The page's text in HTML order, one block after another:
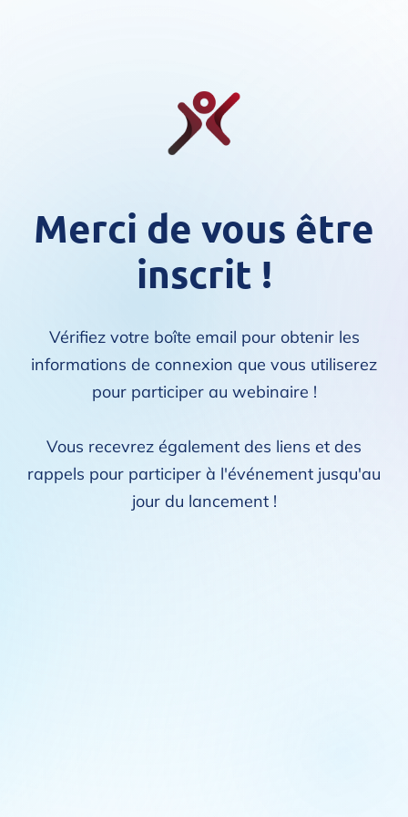
Merci de vous être
inscrit !
Vérifiez votre boîte email pour obtenir les
informations de connexion que vous utiliserez
pour participer au webinaire !
Vous recevrez également des liens et des
rappels pour participer à l'événement jusqu'au
jour du lancement !